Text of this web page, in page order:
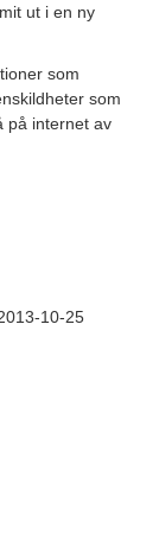
ut i en ny
som
som
på internet av
10-25